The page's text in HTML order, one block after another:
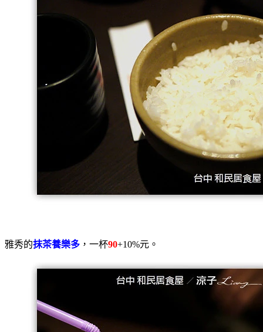
雅秀的抹茶養樂多 ，一杯90+10%元。